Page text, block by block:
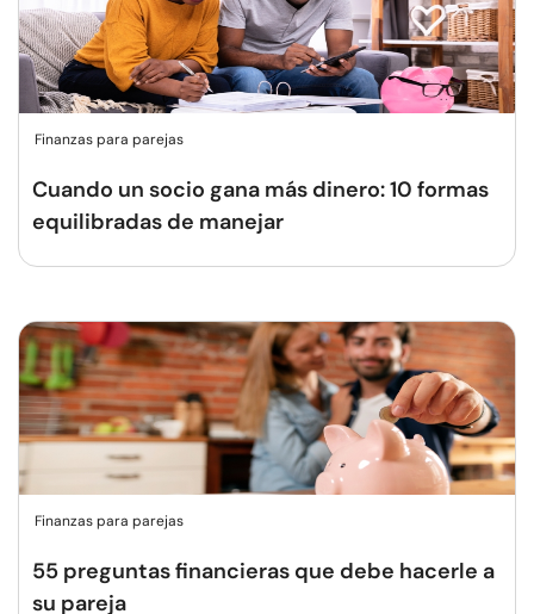
Finanzas para parejas
Cuando un socio gana más dinero: 10 formas
equilibradas de manejar
Finanzas para parejas
55 preguntas financieras que debe hacerle a
su pareja